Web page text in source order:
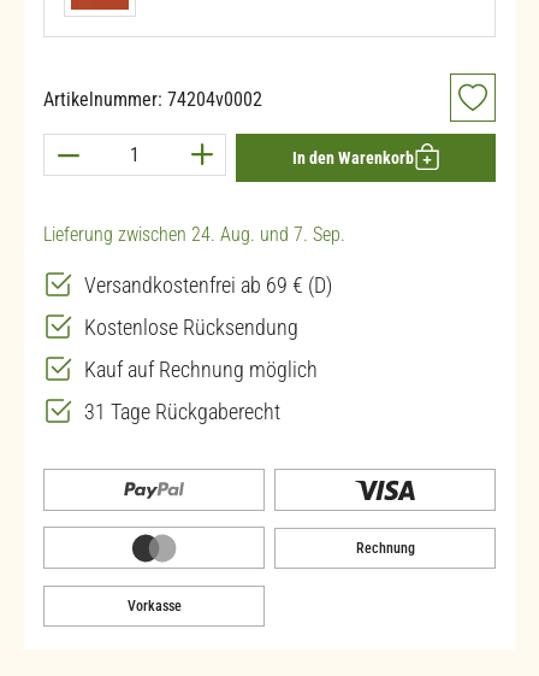
Artikelnummer: 74204v0002
Produkt Anzahl: Gib den gewünschten Wert
In den Warenkorb
Lieferung zwischen 24. Aug. und 7. Sep.
Versandkostenfrei ab 69 € (D)
Kostenlose Rücksendung
Kauf auf Rechnung möglich
31 Tage Rückgaberecht
Rechnung
Vorkasse